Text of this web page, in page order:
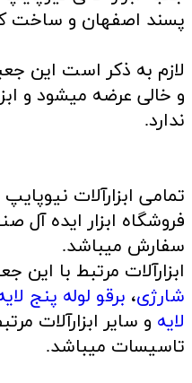
پسند اصفهان و ساخت
لازم به ذکر است این
و خالی عرضه میشود و
ندارد.
تمامی ابزارآلات
فروشگاه ابزار ایده آل
سفارش میباشد.
ابزارآلات مرتبط با این
شارژی، برقو لوله پنج
لایه و سایر ابزارآلات
تاسیسات میباشد.